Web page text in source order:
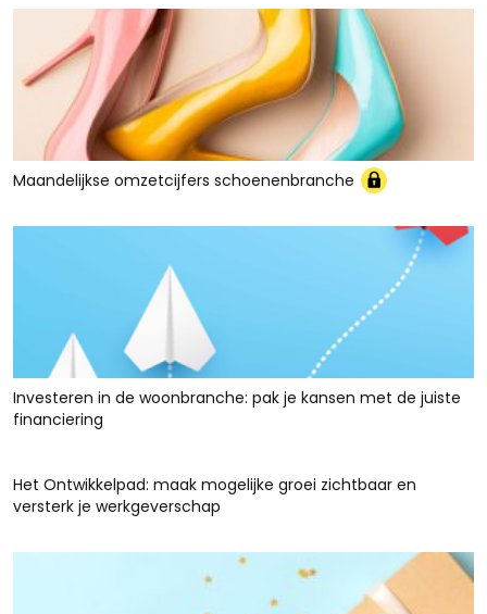
Maandelijkse omzetcijfers schoenenbranche
Investeren in de woonbranche: pak je kansen met de juiste
financiering
Het Ontwikkelpad: maak mogelijke groei zichtbaar en
versterk je werkgeverschap